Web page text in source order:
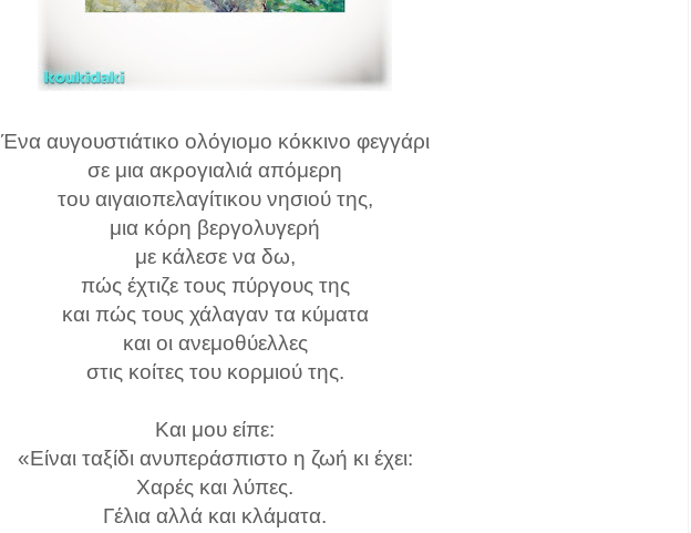
Ένα αυγουστιάτικο ολόγιομο κόκκινο φεγγάρι
σε μια ακρογιαλιά απόμερη
του αιγαιοπελαγίτικου νησιού της,
μια κόρη βεργολυγερή
με κάλεσε να δω,
πώς έχτιζε τους πύργους της
και πώς τους χάλαγαν τα κύματα
και οι ανεμοθύελλες
στις κοίτες του κορμιού της.
Και μου είπε:
«Είναι ταξίδι ανυπεράσπιστο η ζωή κι έχει:
Χαρές και λύπες.
Γέλια αλλά και κλάματα.